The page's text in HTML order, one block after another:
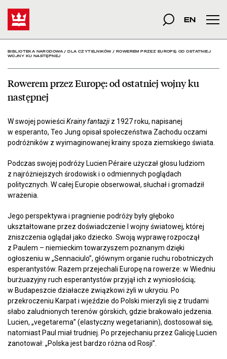
Rowerem przez szukana fraza
Szukaj
EN
BIBLIOTEKA NARODOWA/DLA CZYTELNIKÓW/ ROWEREM PRZEZ EUROPĘ: OD OSTATNIEJ
WOJNY KU NASTĘPNEJ
Rowerem przez Europę: od ostatniej wojny ku
następnej
W swojej powieści Krainy fantazjiz 1927 roku, napisanej
w esperanto, Teo Jung opisał społeczeństwa Zachodu oczami
podróżników z wyimaginowanej krainy spoza ziemskiego świata.
Podczas swojej podróży Lucien Péraire użyczał głosu ludziom
z najróżniejszych środowisk i o odmiennych poglądach
politycznych. W całej Europie obserwował, słuchał i gromadził
wrażenia.
Jego perspektywa i pragnienie podróży były głęboko
ukształtowane przez doświadczenie I wojny światowej, której
zniszczenia oglądał jako dziecko. Swoją wyprawę rozpoczął
z Paulem – niemieckim towarzyszem poznanym dzięki
ogłoszeniu w „Sennaciulo”, głównym organie ruchu robotniczych
esperantystów. Razem przejechali Europę na rowerze: w Wiedniu
burżuazyjny ruch esperantystów przyjął ich z wyniosłością;
w Budapeszcie działacze związkowi żyli w ukryciu. Po
przekroczeniu Karpat i wjeździe do Polski mierzyli się z trudami
słabo zaludnionych terenów górskich, gdzie brakowało jedzenia.
Lucien, „vegetarema” (elastyczny wegetarianin), dostosował się,
natomiast Paul miał trudniej. Po przejechaniu przez Galicję Lucien
zanotował: „Polska jest bardzo różna od Rosji”.